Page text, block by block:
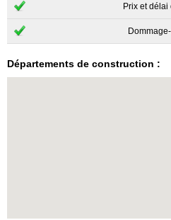
Prix et délai
Départements de construction :